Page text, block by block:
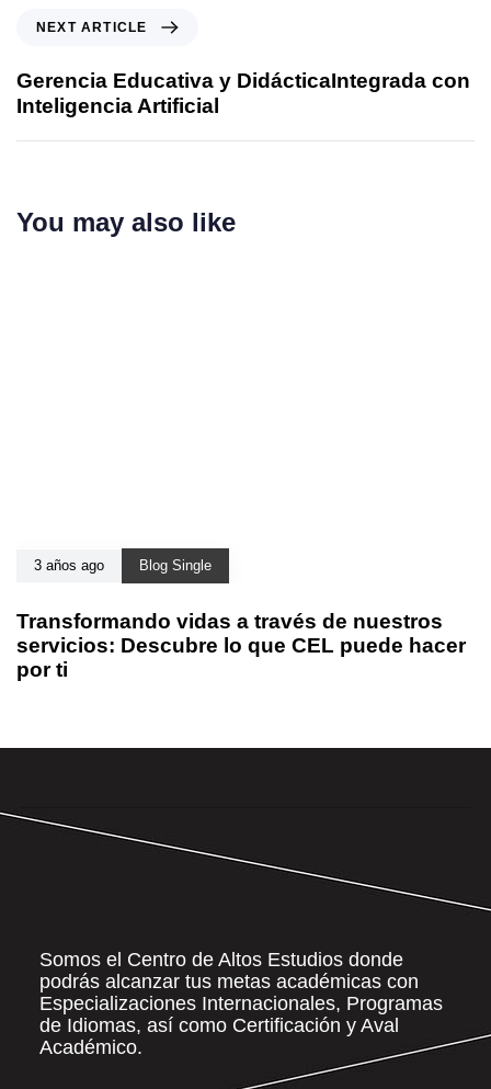
NEXT ARTICLE
Gerencia Educativa y DidácticaIntegrada con
Inteligencia Artificial
You may also like
3 años ago Blog Single
Transformando vidas a través de nuestros
servicios: Descubre lo que CEL puede hacer
por ti
Somos el Centro de Altos Estudios donde
podrás alcanzar tus metas académicas con
Especializaciones Internacionales, Programas
de Idiomas, así como Certificación y Aval
Académico.